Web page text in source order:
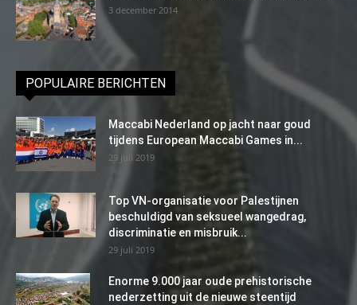
3 december 2014
POPULAIRE BERICHTEN
Maccabi Nederland op jacht naar goud
tijdens European Maccabi Games in...
29 juli 2019
Top VN-organisatie voor Palestijnen
beschuldigd van seksueel wangedrag,
discriminatie en misbruik...
29 juli 2019
Enorme 9.000 jaar oude prehistorische
nederzetting uit de nieuwe steentijd